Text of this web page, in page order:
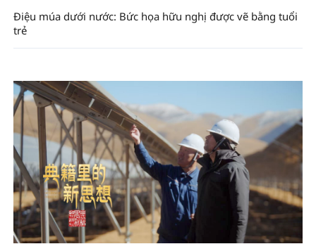
Điệu múa dưới nước: Bức họa hữu nghị được vẽ bằng tuổi
trẻ